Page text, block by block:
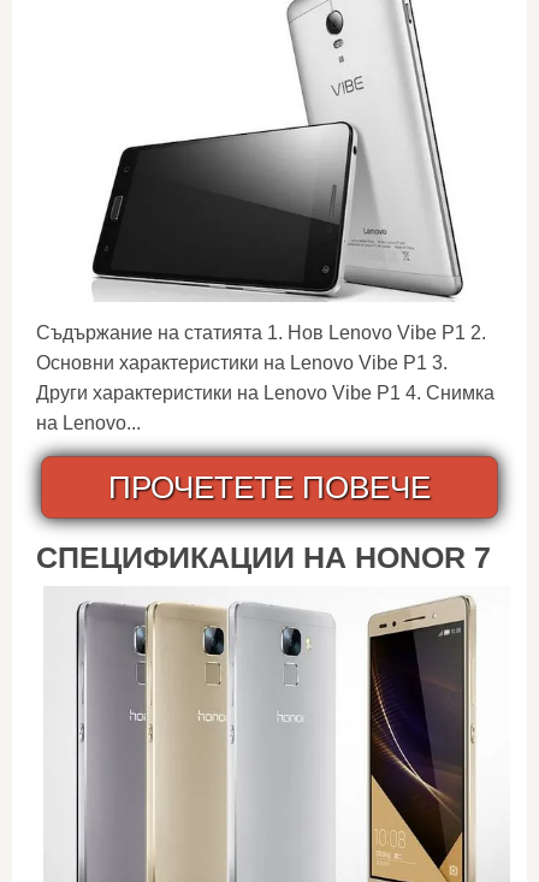
Съдържание на статията 1. Нов Lenovo Vibe P1 2.
Основни характеристики на Lenovo Vibe P1 3.
Други характеристики на Lenovo Vibe P1 4. Снимка
на Lenovo...
ПРОЧЕТЕТЕ ПОВЕЧЕ
СПЕЦИФИКАЦИИ НА HONOR 7